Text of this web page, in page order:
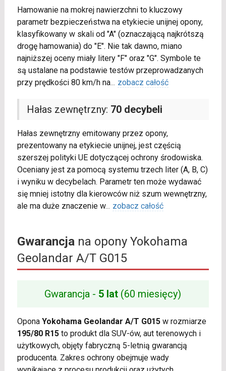
Hamowanie na mokrej nawierzchni to kluczowy
parametr bezpieczeństwa na etykiecie unijnej opony,
klasyfikowany w skali od "A" (oznaczającą najkrótszą
drogę hamowania) do "E". Nie tak dawno, miano
najniższej oceny miały litery "F" oraz "G". Symbole te
są ustalane na podstawie testów przeprowadzanych
przy prędkości 80 km/h na... zobacz całość
Hałas zewnętrzny: 70 decybeli
Hałas zewnętrzny emitowany przez opony,
prezentowany na etykiecie unijnej, jest częścią
szerszej polityki UE dotyczącej ochrony środowiska.
Oceniany jest za pomocą systemu trzech liter (A, B, C)
i wyniku w decybelach. Parametr ten może wydawać
się mniej istotny dla kierowców niż szum wewnętrzny,
ale ma duże znaczenie w... zobacz całość
Gwarancjana opony Yokohama
Geolandar A/T G015
Gwarancja - 5 lat (60 miesięcy)
Opona Yokohama Geolandar A/T G015w rozmiarze
195/80 R15to produkt dla SUV-ów, aut terenowych i
użytkowych, objęty fabryczną 5-letnią gwarancją
producenta. Zakres ochrony obejmuje wady